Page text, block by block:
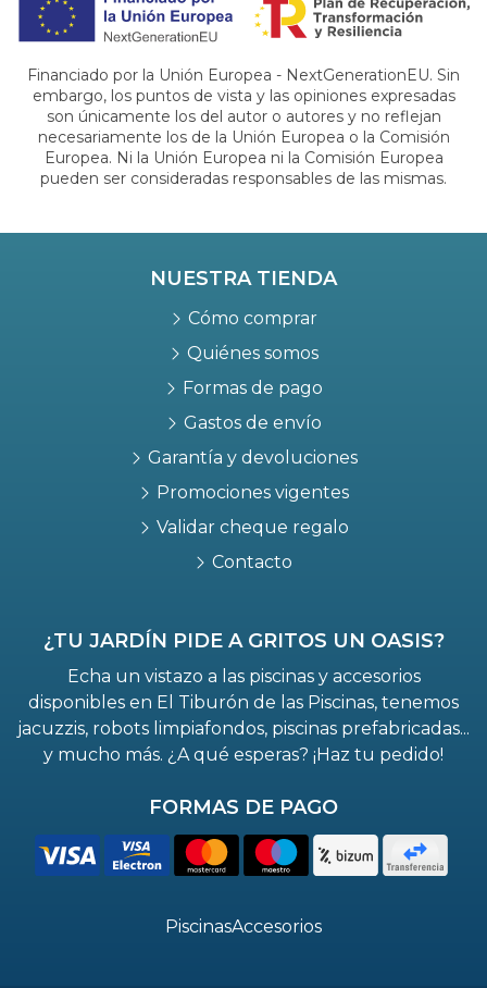
Financiado por la Unión Europea - NextGenerationEU. Sin
embargo, los puntos de vista y las opiniones expresadas
son únicamente los del autor o autores y no reflejan
necesariamente los de la Unión Europea o la Comisión
Europea. Ni la Unión Europea ni la Comisión Europea
pueden ser consideradas responsables de las mismas.
¿TU JARDÍN PIDE A GRITOS UN OASIS?
Echa un vistazo a las piscinas y accesorios
disponibles en El Tiburón de las Piscinas, tenemos
jacuzzis, robots limpiafondos, piscinas prefabricadas...
y mucho más. ¿A qué esperas? ¡Haz tu pedido!
FORMAS DE PAGO
NUESTRA TIENDA
Cómo comprar
Quiénes somos
Formas de pago
Gastos de envío
Garantía y devoluciones
Promociones vigentes
Validar cheque regalo
Contacto
PiscinasAccesorios